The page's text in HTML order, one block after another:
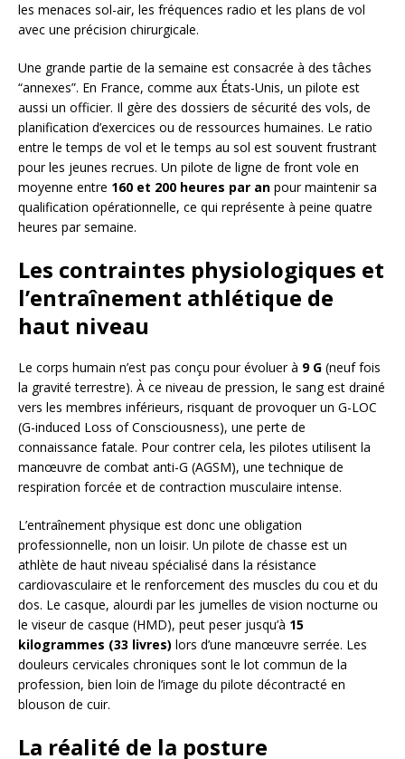
les menaces sol-air, les fréquences radio et les plans de vol
avec une précision chirurgicale.
Une grande partie de la semaine est consacrée à des tâches
“annexes”. En France, comme aux États-Unis, un pilote est
aussi un officier. Il gère des dossiers de sécurité des vols, de
planification d’exercices ou de ressources humaines. Le ratio
entre le temps de vol et le temps au sol est souvent frustrant
pour les jeunes recrues. Un pilote de ligne de front vole en
moyenne entre 160 et 200 heures par an pour maintenir sa
qualification opérationnelle, ce qui représente à peine quatre
heures par semaine.
Les contraintes physiologiques et
l’entraînement athlétique de
haut niveau
Le corps humain n’est pas conçu pour évoluer à 9 G (neuf fois
la gravité terrestre). À ce niveau de pression, le sang est drainé
vers les membres inférieurs, risquant de provoquer un G-LOC
(G-induced Loss of Consciousness), une perte de
connaissance fatale. Pour contrer cela, les pilotes utilisent la
manœuvre de combat anti-G (AGSM), une technique de
respiration forcée et de contraction musculaire intense.
L’entraînement physique est donc une obligation
professionnelle, non un loisir. Un pilote de chasse est un
athlète de haut niveau spécialisé dans la résistance
cardiovasculaire et le renforcement des muscles du cou et du
dos. Le casque, alourdi par les jumelles de vision nocturne ou
le viseur de casque (HMD), peut peser jusqu’à 15
kilogrammes (33 livres) lors d’une manœuvre serrée. Les
douleurs cervicales chroniques sont le lot commun de la
profession, bien loin de l’image du pilote décontracté en
blouson de cuir.
La réalité de la posture